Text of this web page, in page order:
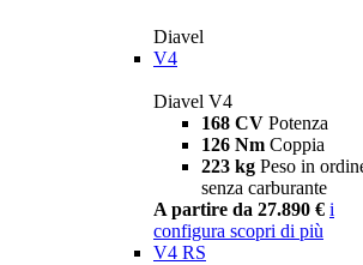
Diavel
V4
Diavel V4
168 CV Potenza
126 Nm Coppia
223 kg Peso in
senza carburante
A partire da 27.890 € i
configura scopri di più
V4 RS